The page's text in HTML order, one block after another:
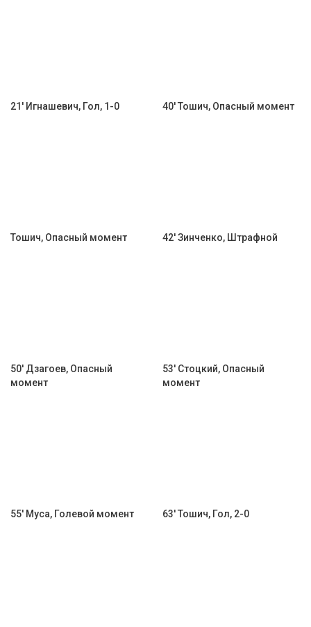
21' Игнашевич, Гол, 1-0 40' Тошич, Опасный момент
Тошич, Опасный момент 42' Зинченко, Штрафной
50' Дзагоев, Опасный
момент
53' Стоцкий, Опасный
момент
55' Муса, Голевой момент 63' Тошич, Гол, 2-0